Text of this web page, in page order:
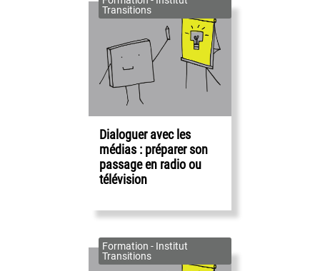
Transitions
Dialoguer avec les
médias : préparer son
passage en radio ou
télévision
Formation - Institut
Transitions